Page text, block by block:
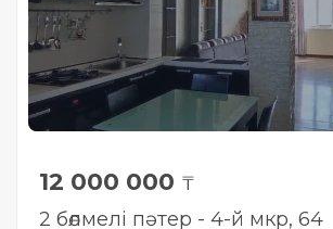
12 000 000 ₸
2 бөлмелі пәтер - 4-й мкр, 64